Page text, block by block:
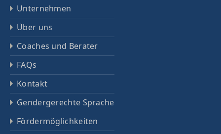
Unternehmen
Über uns
Coaches und Berater
FAQs
Kontakt
Gendergerechte Sprache
Fördermöglichkeiten